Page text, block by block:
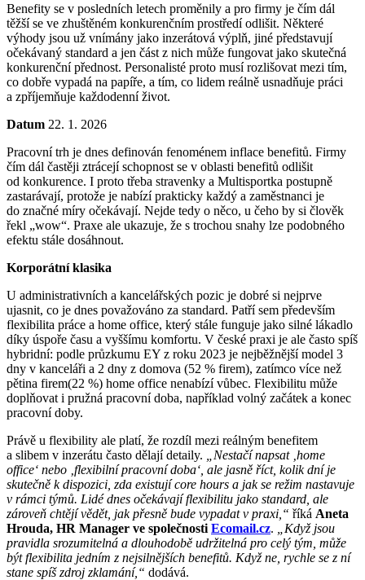
Benefity se v posledních letech proměnily a pro firmy je čím dál
těžší se ve zhuštěném konkurenčním prostředí odlišit. Některé
výhody jsou už vnímány jako inzerátová výplň, jiné představují
očekávaný standard a jen část z nich může fungovat jako skutečná
konkurenční přednost. Personalisté proto musí rozlišovat mezi tím,
co dobře vypadá na papíře, a tím, co lidem reálně usnadňuje práci
a zpříjemňuje každodenní život.
Datum 22. 1. 2026
Pracovní trh je dnes definován fenoménem inflace benefitů. Firmy
čím dál častěji ztrácejí schopnost se v oblasti benefitů odlišit
od konkurence. I proto třeba stravenky a Multisportka postupně
zastarávají, protože je nabízí prakticky každý a zaměstnanci je
do značné míry očekávají. Nejde tedy o něco, u čeho by si člověk
řekl „wow“. Praxe ale ukazuje, že s trochou snahy lze podobného
efektu stále dosáhnout.
Korporátní klasika
U administrativních a kancelářských pozic je dobré si nejprve
ujasnit, co je dnes považováno za standard. Patří sem především
flexibilita práce a home office, který stále funguje jako silné lákadlo
díky úspoře času a vyššímu komfortu. V české praxi je ale často spíš
hybridní: podle průzkumu EY z roku 2023 je nejběžnější model 3
dny v kanceláři a 2 dny z domova (52 % firem), zatímco více než
pětina firem(22 %) home office nenabízí vůbec. Flexibilitu může
doplňovat i pružná pracovní doba, například volný začátek a konec
pracovní doby.
Právě u flexibility ale platí, že rozdíl mezi reálným benefitem
a slibem v inzerátu často dělají detaily.
„Nestačí napsat ‚home
office‘ nebo ‚flexibilní pracovní doba‘, ale jasně říct, kolik dní je
skutečně k dispozici, zda existují core hours a jak se režim nastavuje
v rámci týmů. Lidé dnes očekávají flexibilitu jako standard, ale
zároveň chtějí vědět, jak přesně bude vypadat v praxi,“ říká Aneta
Hrouda, HR Manager ve společnosti Ecomail.cz.
„Když jsou
pravidla srozumitelná a dlouhodobě udržitelná pro celý tým, může
být flexibilita jedním z nejsilnějších benefitů. Když ne, rychle se z ní
stane spíš zdroj zklamání,“ dodává.